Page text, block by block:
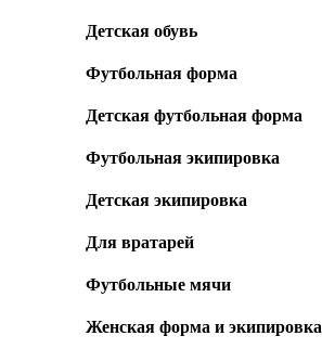
Детская обувь
Футбольная форма
Детская футбольная форма
Футбольная экипировка
Детская экипировка
Для вратарей
Футбольные мячи
Женская форма и экипировка